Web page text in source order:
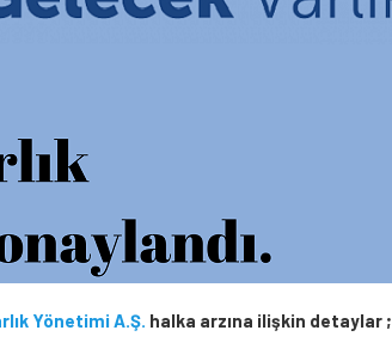
Yönetimi A.Ş. halka arzına ilişkin detaylar ;